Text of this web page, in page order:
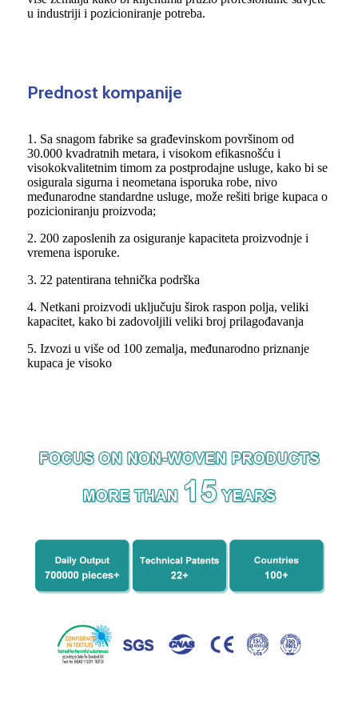
u industriji i pozicioniranje potreba.
Prednost kompanije
1. Sa snagom fabrike sa građevinskom površinom od
30.000 kvadratnih metara, i visokom efikasnošću i
visokokvalitetnim timom za postprodajne usluge, kako bi se
osigurala sigurna i neometana isporuka robe, nivo
međunarodne standardne usluge, može rešiti brige kupaca o
pozicioniranju proizvoda;
2. 200 zaposlenih za osiguranje kapaciteta proizvodnje i
vremena isporuke.
3. 22 patentirana tehnička podrška
4. Netkani proizvodi uključuju širok raspon polja, veliki
kapacitet, kako bi zadovoljili veliki broj prilagođavanja
5. Izvozi u više od 100 zemalja, međunarodno priznanje
kupaca je visoko